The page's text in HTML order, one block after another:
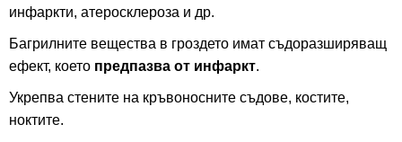
инфаркти, атеросклероза и др.
Багрилните вещества в гроздето имат съдоразширяващ
ефект, което предпазва от инфаркт.
Укрепва стените на кръвоносните съдове, костите,
ноктите.